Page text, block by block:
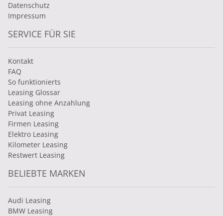
Datenschutz
Impressum
SERVICE FÜR SIE
Kontakt
FAQ
So funktionierts
Leasing Glossar
Leasing ohne Anzahlung
Privat Leasing
Firmen Leasing
Elektro Leasing
Kilometer Leasing
Restwert Leasing
BELIEBTE MARKEN
Audi Leasing
BMW Leasing